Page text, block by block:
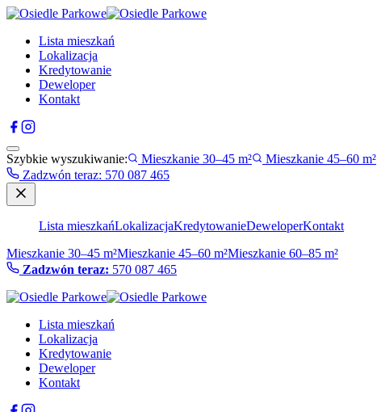
Lista mieszkań
Lokalizacja
Kredytowanie
Deweloper
Kontakt
Szybkie wyszukiwanie: Mieszkanie 30–45 m² Mieszkanie 45–60 m²
Zadzwón teraz: 570 087 465
Lista mieszkańLokalizacjaKredytowanieDeweloperKontakt
Mieszkanie 30–45 m²Mieszkanie 45–60 m²Mieszkanie 60–85 m²
Zadzwón teraz: 570 087 465
Lista mieszkań
Lokalizacja
Kredytowanie
Deweloper
Kontakt